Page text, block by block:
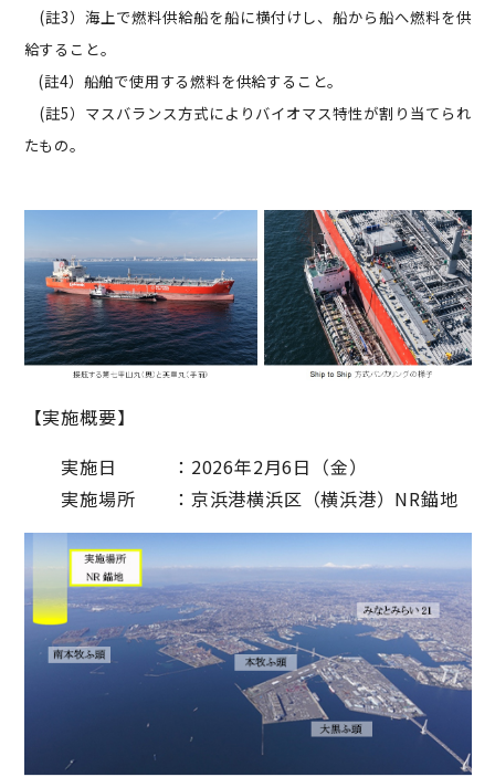
(註3）海上で燃料供給船を船に横付けし、船から船へ燃料を供
給すること。
(註4）船舶で使用する燃料を供給すること。
(註5）マスバランス方式によりバイオマス特性が割り当てられ
たもの。
【実施概要】
実施日 ：2026年2月6日（金）
実施場所 ：京浜港横浜区（横浜港）NR錨地